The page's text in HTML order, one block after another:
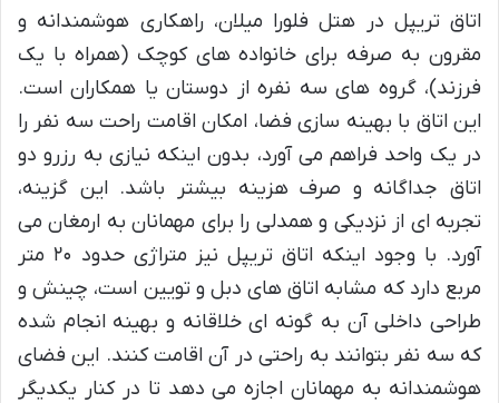
اتاق تریپل در هتل فلورا میلان، راهکاری هوشمندانه و
مقرون به صرفه برای خانواده های کوچک (همراه با یک
فرزند)، گروه های سه نفره از دوستان یا همکاران است.
این اتاق با بهینه سازی فضا، امکان اقامت راحت سه نفر را
در یک واحد فراهم می آورد، بدون اینکه نیازی به رزرو دو
اتاق جداگانه و صرف هزینه بیشتر باشد. این گزینه،
تجربه ای از نزدیکی و همدلی را برای مهمانان به ارمغان می
آورد. با وجود اینکه اتاق تریپل نیز متراژی حدود ۲۰ متر
مربع دارد که مشابه اتاق های دبل و تویین است، چینش و
طراحی داخلی آن به گونه ای خلاقانه و بهینه انجام شده
که سه نفر بتوانند به راحتی در آن اقامت کنند. این فضای
هوشمندانه به مهمانان اجازه می دهد تا در کنار یکدیگر